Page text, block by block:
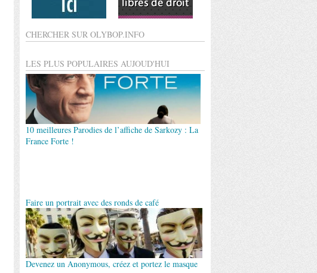
CHERCHER SUR OLYBOP.INFO
LES PLUS POPULAIRES AUJOUD'HUI
10 meilleures Parodies de l’affiche de Sarkozy : La
France Forte !
Faire un portrait avec des ronds de café
Devenez un Anonymous, créez et portez le masque